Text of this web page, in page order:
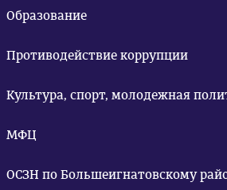
Образование
Противодействие коррупции
Культура, спорт, молодежная
МФЦ
ОСЗН по Большеигнатовскому